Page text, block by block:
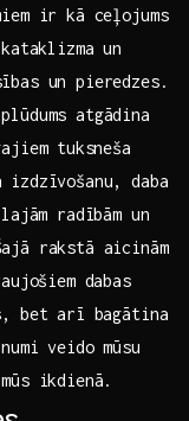
ir kā ceļojums
un
un pieredzes.
atgādina
⁣tuksneša
⁣daba
radībām un
rakstā aicinām
dabas
bet arī bagātina
veido mūsu
ikdienā.